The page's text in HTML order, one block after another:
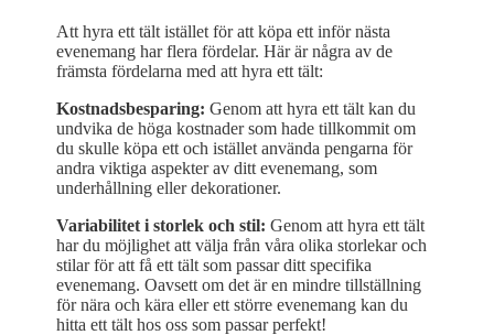
Att hyra ett tält istället för att köpa ett inför nästa
evenemang har flera fördelar. Här är några av de
främsta fördelarna med att hyra ett tält:
Kostnadsbesparing: Genom att hyra ett tält kan du
undvika de höga kostnader som hade tillkommit om
du skulle köpa ett och istället använda pengarna för
andra viktiga aspekter av ditt evenemang, som
underhållning eller dekorationer.
Variabilitet i storlek och stil: Genom att hyra ett tält
har du möjlighet att välja från våra olika storlekar och
stilar för att få ett tält som passar ditt specifika
evenemang. Oavsett om det är en mindre tillställning
för nära och kära eller ett större evenemang kan du
hitta ett tält hos oss som passar perfekt!